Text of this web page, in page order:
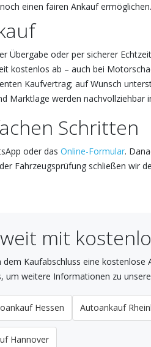
einen fairen Ankauf ermöglichen.
Übergabe oder per sicherer
kostenlos ab – auch bei
Kaufvertrag; auf Wunsch
Marktlage werden nachvollziehbar
Schritten
oder das Online-Formular.
Fahrzeugsprüfung schließen wir
mit
Kaufabschluss eine
um weitere Informationen zu
Hessen Autoankauf
Hannover